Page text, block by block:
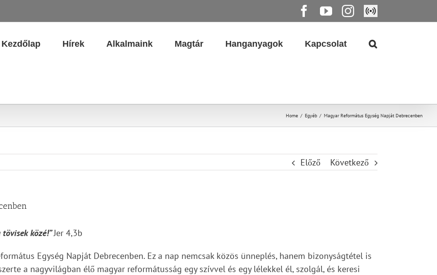
Facebook
YouTube
Instagram
Élő
közvetítés
Kezdőlap Hírek Alkalmaink Magtár Hanganyagok Kapcsolat
Home / Egyéb / Magyar Református Egység Napját Debrecenben
Előző Következő
tövisek közé!”Jer 4,3b
Egység Napját Debrecenben. Ez a nap nemcsak közös ünneplés, hanem bizonyságtétel is
a nagyvilágban élő magyar reformátusság egy szívvel és egy lélekkel él, szolgál, és keresi